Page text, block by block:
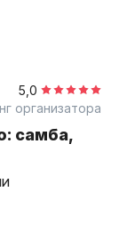
5,0
организатора
самба,